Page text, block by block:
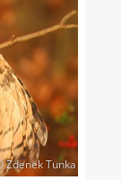
Zdenek Tunka